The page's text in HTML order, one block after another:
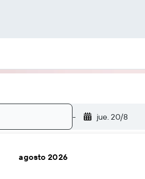
- jue. 20/8
agosto 2026